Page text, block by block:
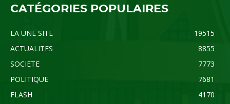
CATÉGORIES POPULAIRES
LA UNE SITE
19515
ACTUALITES
8855
SOCIETE
7773
POLITIQUE
7681
FLASH
4170